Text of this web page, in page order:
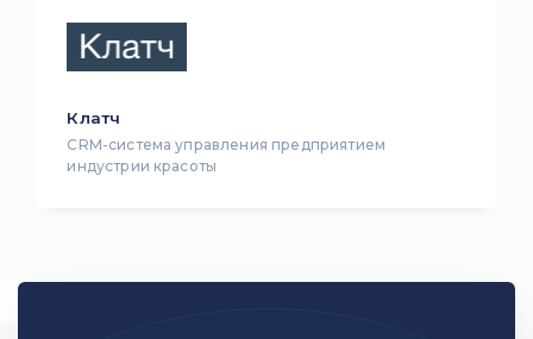
Клатч
CRM-система управления предприятием
индустрии красоты